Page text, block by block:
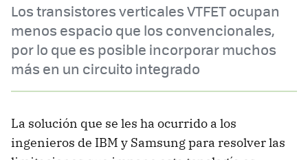
Los transistores verticales VTFET ocupan
menos espacio que los convencionales,
por lo que es posible incorporar muchos
más en un circuito integrado
La solución que se les ha ocurrido a los
ingenieros de IBM y Samsung para resolver las